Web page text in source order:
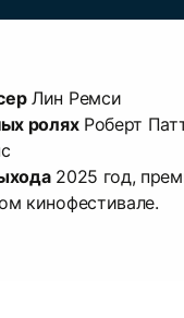
роляхРоберт
2025 год,
кинофестивале.